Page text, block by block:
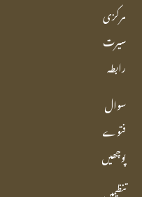
مرکزی
سیرت
رابطہ
سوال
فتوے
پوچھیں